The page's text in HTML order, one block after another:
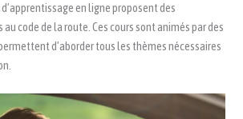
en ligne proposent des
code de la route. Ces cours sont animés par des
d’aborder tous les thèmes nécessaires